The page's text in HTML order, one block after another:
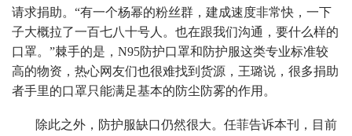
请求捐助。“有一个杨幂的粉丝群，建成速度非常快，一下
子大概拉了一百七八十号人。也在跟我们沟通，要什么样的
口罩。”棘手的是，N95防护口罩和防护服这类专业标准较
高的物资，热心网友们也很难找到货源，王璐说，很多捐助
者手里的口罩只能满足基本的防尘防雾的作用。
除此之外，防护服缺口仍然很大。任菲告诉本刊，目前